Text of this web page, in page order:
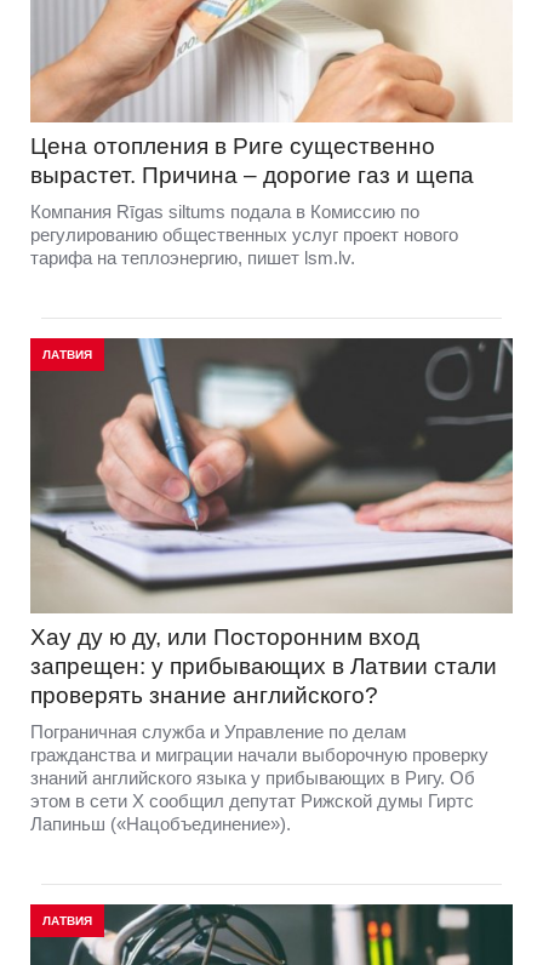
Цена отопления в Риге существенно
вырастет. Причина – дорогие газ и щепа
Компания Rīgas siltums подала в Комиссию по
регулированию общественных услуг проект нового
тарифа на теплоэнергию, пишет lsm.lv.
ЛАТВИЯ
Хау ду ю ду, или Посторонним вход
запрещен: у прибывающих в Латвии стали
проверять знание английского?
Пограничная служба и Управление по делам
гражданства и миграции начали выборочную проверку
знаний английского языка у прибывающих в Ригу. Об
этом в сети Х сообщил депутат Рижской думы Гиртс
Лапиньш («Нацобъединение»).
ЛАТВИЯ